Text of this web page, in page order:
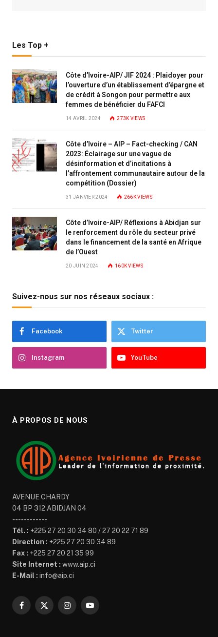
Les Top +
Côte d’Ivoire-AIP/ JIF 2024 : Plaidoyer pour
l’ouverture d’un établissement d’épargne et
de crédit à Songon pour permettre aux
femmes de bénéficier du FAFCI
14 AVRIL 2024 273K VIEWS
Côte d’Ivoire – AIP – Fact-checking / CAN
2023: Éclairage sur une vague de
désinformation et d’incitations à
l’affrontement communautaire autour de la
compétition (Dossier)
31 JANVIER 2024 266KVIEWS
Côte d’Ivoire-AIP/ Réflexions à Abidjan sur
le renforcement du rôle du secteur privé
dans le financement de la santé en Afrique
de l’Ouest
20 JUIN 2024 160KVIEWS
Suivez-nous sur nos réseaux sociaux :
Facebook Twitter
Instagram YouTube
À PROPOS DE NOUS
AVENUE CHARDY
04 BP 312 ABIDJAN 04
------------
Tél. : +225 27 20 30 34 80 / 27 20 22 71 89
Direction : +225 27 20 30 34 89
Fax : +225 27 20 21 35 99
Site Internet : www.aip.ci
E-Mail : info@aip.ci
Facebook
X
InstagramYouTube